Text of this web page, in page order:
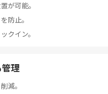
が可能。
防止。
クイン。
理
減。